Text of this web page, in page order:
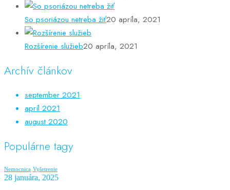
So psoriázou netreba žiť20 apríla, 2021
Rozšírenie služieb20 apríla, 2021
Archív článkov
september 2021
apríl 2021
august 2020
Populárne tagy
Nemocnica Vyšetrenie
28 januára, 2025